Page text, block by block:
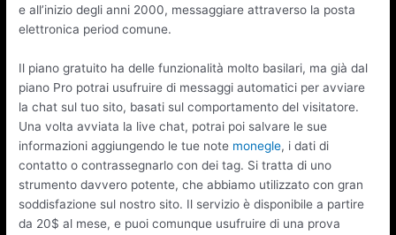
e all’inizio degli anni 2000, messaggiare attraverso la posta
elettronica period comune.
Il piano gratuito ha delle funzionalità molto basilari, ma già dal
piano Pro potrai usufruire di messaggi automatici per avviare
la chat sul tuo sito, basati sul comportamento del visitatore.
Una volta avviata la live chat, potrai poi salvare le sue
informazioni aggiungendo le tue note monegle, i dati di
contatto o contrassegnarlo con dei tag. Si tratta di uno
strumento davvero potente, che abbiamo utilizzato con gran
soddisfazione sul nostro sito. Il servizio è disponibile a partire
da 20$ al mese, e puoi comunque usufruire di una prova